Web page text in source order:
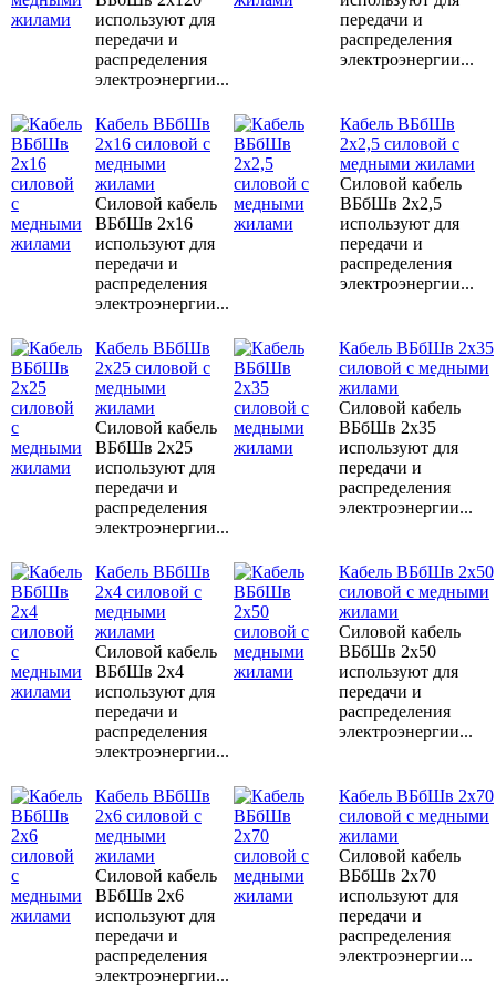
используют для
передачи и
распределения
электроэнергии...
передачи и
распределения
электроэнергии...
Кабель ВБбШв
2х16 силовой с
медными
жилами
Силовой кабель
ВБбШв 2х16
используют для
передачи и
распределения
электроэнергии...
Кабель ВБбШв
2х2,5 силовой с
медными жилами
Силовой кабель
ВБбШв 2х2,5
используют для
передачи и
распределения
электроэнергии...
Кабель ВБбШв
2х25 силовой с
медными
жилами
Силовой кабель
ВБбШв 2х25
используют для
передачи и
распределения
электроэнергии...
Кабель ВБбШв 2х35
силовой с медными
жилами
Силовой кабель
ВБбШв 2х35
используют для
передачи и
распределения
электроэнергии...
Кабель ВБбШв
2х4 силовой с
медными
жилами
Силовой кабель
ВБбШв 2х4
используют для
передачи и
распределения
электроэнергии...
Кабель ВБбШв 2х50
силовой с медными
жилами
Силовой кабель
ВБбШв 2х50
используют для
передачи и
распределения
электроэнергии...
Кабель ВБбШв
2х6 силовой с
медными
жилами
Силовой кабель
ВБбШв 2х6
используют для
передачи и
распределения
электроэнергии...
Кабель ВБбШв 2х70
силовой с медными
жилами
Силовой кабель
ВБбШв 2х70
используют для
передачи и
распределения
электроэнергии...